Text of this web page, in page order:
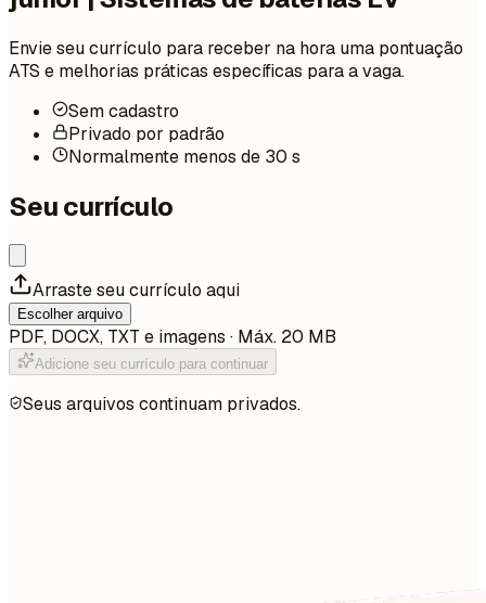
Envie seu currículo para receber na hora uma pontuação
ATS e melhorias práticas específicas para a vaga.
Sem cadastro
Privado por padrão
Normalmente menos de 30 s
Seu currículo
Arraste seu currículo aqui
Escolher arquivo
PDF, DOCX, TXT e imagens · Máx. 20 MB
Adicione seu currículo para continuar
Seus arquivos continuam privados.